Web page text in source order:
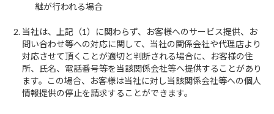
継が行われる場合
当社は、上記（1）に関わらず、お客様へのサービス提供、お
問い合わせ等への対応に関して、当社の関係会社や代理店より
対応させて頂くことが適切と判断される場合に、お客様の住
所、氏名、電話番号等を当該関係会社等へ提供することがあり
ます。この場合、お客様は当社に対し当該関係会社等への個人
情報提供の停止を請求することができます。